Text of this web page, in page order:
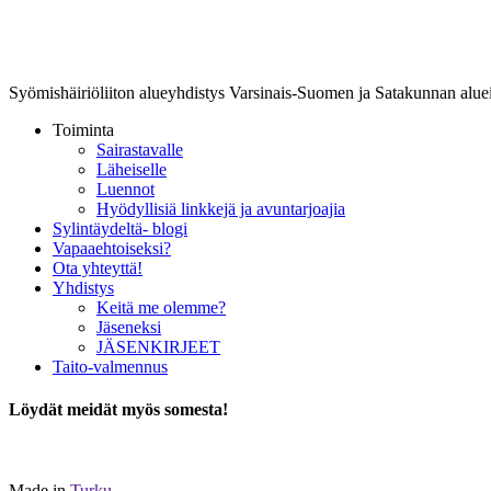
Syömishäiriöliiton alueyhdistys Varsinais-Suomen ja Satakunnan
Toiminta
Sairastavalle
Läheiselle
Luennot
Hyödyllisiä linkkejä ja avuntarjoajia
Sylintäydeltä- blogi
Vapaaehtoiseksi?
Ota yhteyttä!
Yhdistys
Keitä me olemme?
Jäseneksi
JÄSENKIRJEET
Taito-valmennus
Löydät meidät myös somesta!